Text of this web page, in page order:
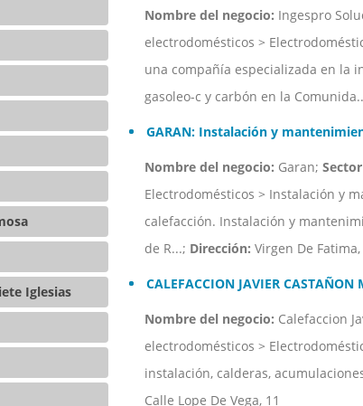
Iglesias
Nombre del negocio: Ingespro
electrodomésticos >
una compañía especializada en la
gasoleo-c y carbón en la
GARAN: Instalación y
Nombre del negocio: Garan;
Electrodomésticos > Instalación y
calefacción. Instalación y
de R...; Dirección: Virgen De Fatima,
CALEFACCION JAVIER
Nombre del negocio: Calefaccion
electrodomésticos >
instalación, calderas,
Calle Lope De Vega, 11